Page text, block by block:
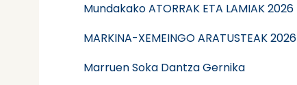
Mundakako ATORRAK ETA LAMIAK 2026
MARKINA-XEMEINGO ARATUSTEAK 2026
Marruen Soka Dantza Gernika